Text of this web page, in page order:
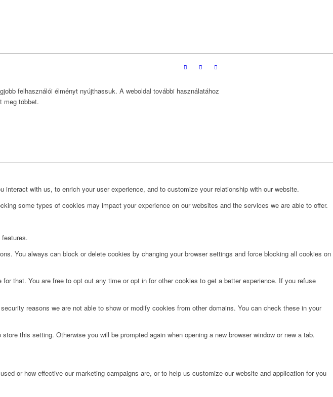
felhasználói élményt nyújthassuk. A weboldal további használatához
meg többet.
with us, to enrich your user experience, and to customize your relationship with our website.
some types of cookies may impact your experience on our websites and the services we are able to offer.
You always can block or delete cookies by changing your browser settings and force blocking all cookies on
that. You are free to opt out any time or opt in for other cookies to get a better experience. If you refuse
reasons we are not able to show or modify cookies from other domains. You can check these in your
this setting. Otherwise you will be prompted again when opening a new browser window or new a tab.
or how effective our marketing campaigns are, or to help us customize our website and application for you